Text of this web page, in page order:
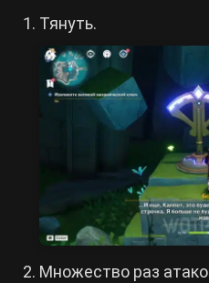
Тянуть.
Множество раз